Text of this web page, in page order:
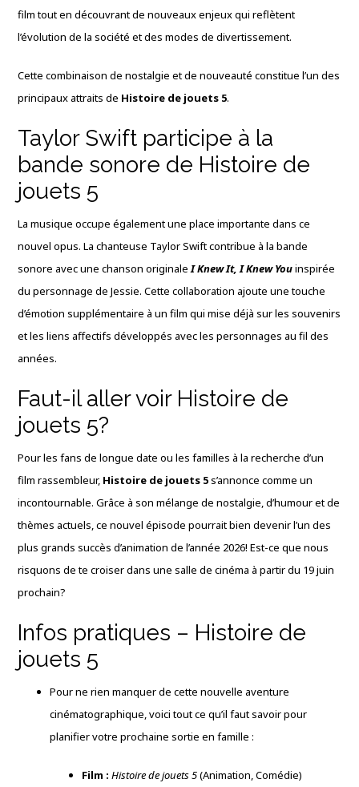
film tout en découvrant de nouveaux enjeux qui reflètent
l’évolution de la société et des modes de divertissement.
Cette combinaison de nostalgie et de nouveauté constitue l’un des
principaux attraits de Histoire de jouets 5.
Taylor Swift participe à la
bande sonore de Histoire de
jouets 5
La musique occupe également une place importante dans ce
nouvel opus. La chanteuse Taylor Swiftcontribue à la bande
sonore avec une chanson originaleI Knew It, I Knew Youinspirée
du personnage de Jessie. Cette collaboration ajoute une touche
d’émotion supplémentaire à un film qui mise déjà sur les souvenirs
et les liens affectifs développés avec les personnages au fil des
années.
Faut-il aller voir Histoire de
jouets 5?
Pour les fans de longue date ou les familles à la recherche d’un
film rassembleur, Histoire de jouets 5s’annonce comme un
incontournable. Grâce à son mélange de nostalgie, d’humour et de
thèmes actuels, ce nouvel épisode pourrait bien devenir l’un des
plus grands succès d’animation de l’année 2026! Est-ce que nous
risquons de te croiser dans une salle de cinéma à partir du 19 juin
prochain?
Infos pratiques – Histoire de
jouets 5
Pour ne rien manquer de cette nouvelle aventure
cinématographique, voici tout ce qu’il faut savoir pour
planifier votre prochaine sortie en famille :
Film : Histoire de jouets 5(Animation, Comédie)